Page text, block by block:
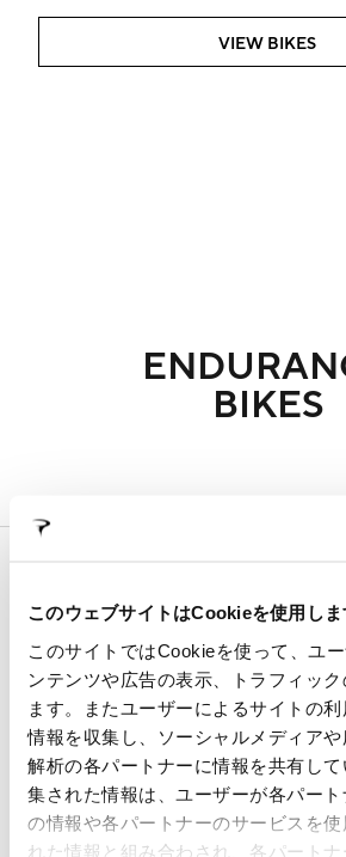
このウェブサイトはCookieを使用しま
このサイトではCookieを使って、ユ
ンテンツや広告の表示、トラフィッ
ます。またユーザーによるサイトの
情報を収集し、ソーシャルメディア
解析の各パートナーに情報を共有し
集された情報は、ユーザーが各パー
の情報や各パートナーのサービスを使
れた情報と組み合わされ、各パートナ
VIEW BIKES
BIKES
In this section you will find all the
terms and frame registration
WARRANTY